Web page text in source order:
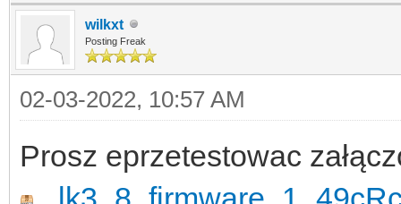
wilkxt
Posting Freak
02-03-2022, 10:57 AM
Prosz eprzetestowac